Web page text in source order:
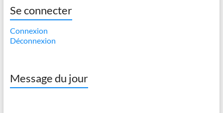
Se connecter
Connexion
Déconnexion
Message du jour